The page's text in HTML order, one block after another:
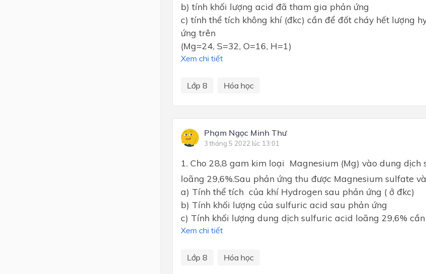
b) tính khối lượng acid đã tham gia phản ứng
c) tính thể tích không khí (đkc) cần để đốt cháy hết lượng
ứng trên
(Mg=24, S=32, O=16, H=1)
Xem chi tiết
Lớp 8 Hóa học
Phạm Ngọc Minh Thư
3 tháng 5 2022 lúc 13:01
1. Cho 28,8 gam kim loại Magnesium (Mg) vào dung dịch
loãng 29,6%.Sau phản ứng thu được Magnesium sulfate
a) Tính thể tích của khí Hydrogen sau phản ứng ( ở đkc)
b) Tính khối lượng của sulfuric acid sau phản ứng
c) Tính khối lượng dung dịch sulfuric acid loãng 29,6%
Xem chi tiết
Lớp 8 Hóa học